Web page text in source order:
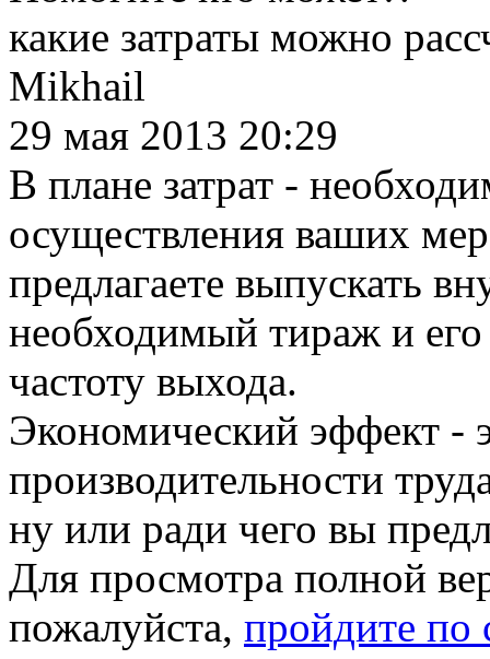
какие затраты можно
Mikhail
29 мая 2013 20:29
В плане затрат -
осуществления ваших
предлагаете выпускать
необходимый тираж и
частоту выхода.
Экономический эффект -
производительности
ну или ради чего вы
Для просмотра полной
пожалуйста, пройдите по